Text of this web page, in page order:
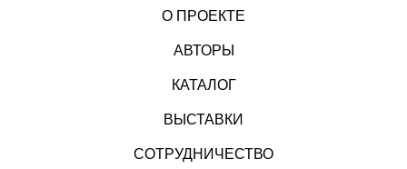
О ПРОЕКТЕ
АВТОРЫ
КАТАЛОГ
ВЫСТАВКИ
СОТРУДНИЧЕСТВО